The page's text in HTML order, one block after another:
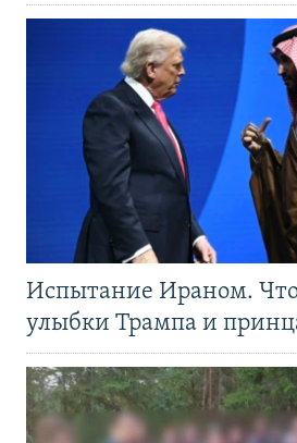
Испытание Ираном.
улыбки Трампа и